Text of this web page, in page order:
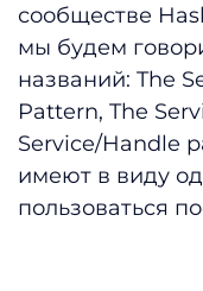
сообществе
мы будем
названий: The
Pattern, The
Service/Handle
имеют в виду
пользоваться